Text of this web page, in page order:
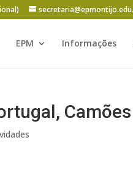
EPM Informações